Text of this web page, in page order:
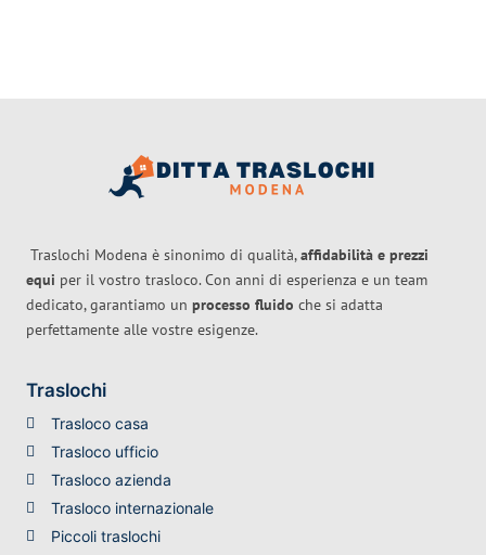
Traslochi Modena è sinonimo di qualità,affidabilità e prezzi
equi per il vostro trasloco. Con anni di esperienza e un team
dedicato, garantiamo un processo fluido che si adatta
perfettamente alle vostre esigenze.
Traslochi
Trasloco casa
Trasloco ufficio
Trasloco azienda
Trasloco internazionale
Piccoli traslochi